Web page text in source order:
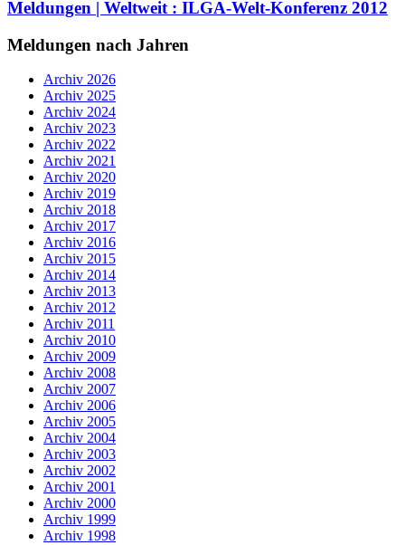
Meldungen | Weltweit : ILGA-Welt-Konferenz 2012
Meldungen nach Jahren
Archiv 2026
Archiv 2025
Archiv 2024
Archiv 2023
Archiv 2022
Archiv 2021
Archiv 2020
Archiv 2019
Archiv 2018
Archiv 2017
Archiv 2016
Archiv 2015
Archiv 2014
Archiv 2013
Archiv 2012
Archiv 2011
Archiv 2010
Archiv 2009
Archiv 2008
Archiv 2007
Archiv 2006
Archiv 2005
Archiv 2004
Archiv 2003
Archiv 2002
Archiv 2001
Archiv 2000
Archiv 1999
Archiv 1998